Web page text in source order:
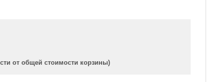
от общей стоимости корзины)